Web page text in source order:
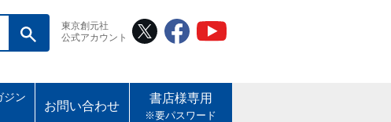
東京創元社
公式アカウント
ジン
お問い合わせ
書店様専用
※要パスワード